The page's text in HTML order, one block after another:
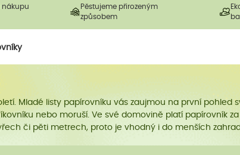
nákupu
Pěstujeme přirozeným
způsobem
Mladé listy papírovníku vás zaujmou na první pohled
nebo moruší. Ve své domovině platí papírovník
či pěti metrech, proto je vhodný i do menších